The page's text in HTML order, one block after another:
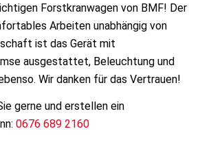
Forstkranwagen von BMF! Der
Arbeiten unabhängig von
ist das Gerät mit
ausgestattet, Beleuchtung und
Wir danken für das Vertrauen!
gerne und erstellen ein
0676 689 2160